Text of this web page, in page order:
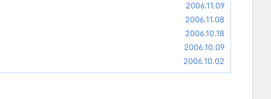
2006.11.09
2006.11.08
2006.10.18
2006.10.09
2006.10.02